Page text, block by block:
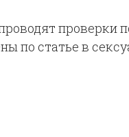
проверки
по статье в